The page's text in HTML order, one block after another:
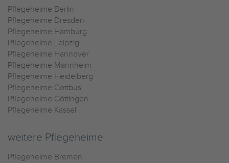
Pflegeheime Berlin
Pflegeheime Dresden
Pflegeheime Hamburg
Pflegeheime Leipzig
Pflegeheime Hannover
Pflegeheime Mannheim
Pflegeheime Heidelberg
Pflegeheime Cottbus
Pflegeheime Göttingen
Pflegeheime Kassel
weitere Pflegeheime
Pflegeheime Bremen